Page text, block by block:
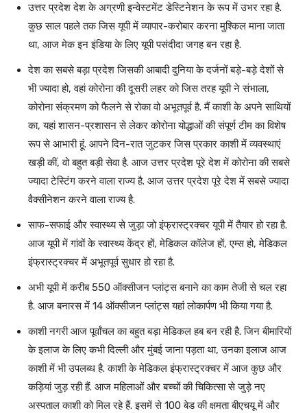
उत्तर प्रदेश देश के अग्रणी इन्वेस्टमेंट डेस्टिनेशन के रूप में उभर रहा है.
कुछ साल पहले तक जिस यूपी में व्यापार-करोबार करना मुश्किल माना जाता
था, आज मेक इन इंडिया के लिए यूपी पसंदीदा जगह बन रहा है.
देश का सबसे बड़ा प्रदेश जिसकी आबादी दुनिया के दर्जनों बड़े-बड़े देशों से
भी ज्यादा हो, वहां कोरोना की दूसरी लहर को जिस तरह यूपी ने संभाला,
कोरोना संक्रमण को फैलने से रोका वो अभूतपूर्व है. मैं काशी के अपने साथियों
का, यहां शासन-प्रशासन से लेकर कोरोना योद्धाओं की संपूर्ण टीम का विशेष
रूप से आभारी हूं. आपने दिन-रात जुटकर जिस प्रकार काशी में व्यवस्थाएं
खड़ी कीं, वो बहुत बड़ी सेवा है. आज उत्तर प्रदेश पूरे देश में कोरोना की सबसे
ज्यादा टेस्टिंग करने वाला राज्य है. आज उत्तर प्रदेश पूरे देश में सबसे ज्यादा
वैक्सीनेशन करने वाला राज्य है.
साफ-सफाई और स्वास्थ्य से जुड़ा जो इंफ्रास्ट्रक्चर यूपी में तैयार हो रहा है.
आज यूपी में गांवों के स्वास्थ्य केंद्र हों, मेडिकल कॉलेज हों, एम्स हो, मेडिकल
इंफ्रास्ट्रक्चर में अभूतपूर्व सुधार हो रहा है.
अभी यूपी में करीब 550 ऑक्सीजन प्लांट्स बनाने का काम तेजी से चल रहा
है. आज बनारस में 14 ऑक्सीजन प्लांट्स यहां लोकार्पण भी किया गया है.
काशी नगरी आज पूर्वांचल का बहुत बड़ा मेडिकल हब बन रही है. जिन बीमारियों
के इलाज के लिए कभी दिल्ली और मुंबई जाना पड़ता था, उनका इलाज आज
काशी में भी उपलब्ध है. काशी के मेडिकल इंफ्रास्ट्रक्चर में आज कुछ और
कड़ियां जुड़ रही हैं. आज महिलाओं और बच्चों की चिकित्सा से जुड़े नए
अस्पताल काशी को मिल रहे हैं. इसमें से 100 बेड की क्षमता बीएचयू में और